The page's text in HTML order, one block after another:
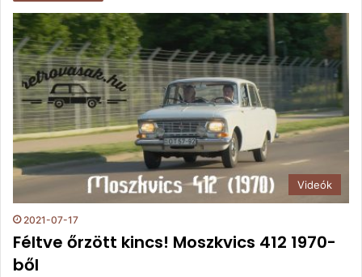
Videók
2021-07-17
Féltve őrzött kincs! Moszkvics 412 1970-
ből